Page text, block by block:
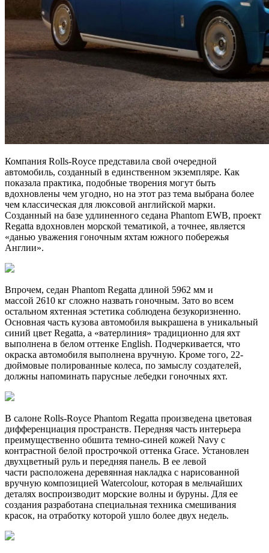
Компания Rolls-Royce представила свой очередной
автомобиль, созданный в единственном экземпляре. Как
показала практика, подобные творения могут быть
вдохновлены чем угодно, но на этот раз тема выбрана более
чем классическая для люксовой английской марки.
Созданный на базе удлиненного седана Phantom EWB, проект
Regatta вдохновлен морской тематикой, а точнее, является
«данью уважения гоночным яхтам южного побережья
Англии».
Впрочем, седан Phantom Regatta длиной 5962 мм и
массой 2610 кг сложно назвать гоночным. Зато во всем
остальном яхтенная эстетика соблюдена безукоризненно.
Основная часть кузова автомобиля выкрашена в уникальный
синий цвет Regatta, а «ватерлиния» традиционно для яхт
выполнена в белом оттенке English. Подчеркивается, что
окраска автомобиля выполнена вручную. Кроме того, 22-
дюймовые полированные колеса, по замыслу создателей,
должны напоминать парусные лебедки гоночных яхт.
В салоне Rolls-Royce Phantom Regatta произведена цветовая
дифференциация пространств. Передняя часть интерьера
преимущественно обшита темно-синей кожей Navy с
контрастной белой прострочкой оттенка Grace. Установлен
двухцветный руль и передняя панель. В ее левой
части расположена деревянная накладка с нарисованной
вручную композицией Watercolour, которая в мельчайших
деталях воспроизводит морские волны и буруны. Для ее
создания разработана специальная техника смешивания
красок, на отработку которой ушло более двух недель.